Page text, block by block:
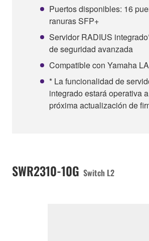
Puertos disponibles: 16
ranuras SFP+
Servidor RADIUS
de seguridad avanzada
Compatible con Yamaha
* La funcionalidad de
integrado estará operativa
próxima actualización de
SWR2310-10G Switch L2